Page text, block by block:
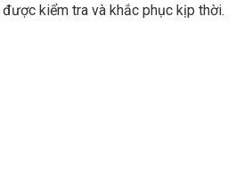
kiểm tra và khắc phục kịp thời.